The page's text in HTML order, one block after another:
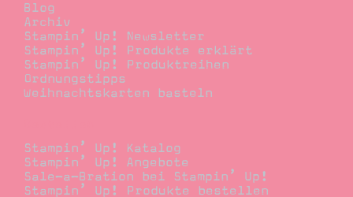
Blog
Archiv
Stampin’ Up! Newsletter
Stampin’ Up! Produkte erklärt
Stampin’ Up! Produktreihen
Ordnungstipps
Weihnachtskarten basteln
Stampin’ Up! Katalog
Stampin’ Up! Angebote
Sale-a-Bration bei Stampin’ Up!
Stampin’ Up! Produkte bestellen